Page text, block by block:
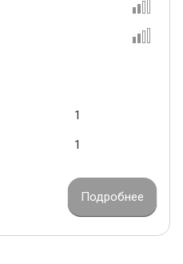
1
1
Подробнее